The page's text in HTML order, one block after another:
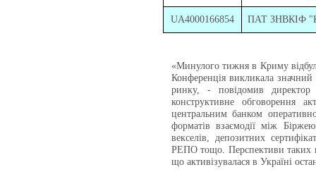
UA4000166854 ПАТ ЗНВКІФ
«Минулого тижня в Криму
Конференція викликала значний
ринку, - повідомив директор
конструктивне обговорення
центральним банком
форматів взаємодії між
векселів, депозитних
РЕПО тощо. Перспективи таких
що активізувалася в Україні